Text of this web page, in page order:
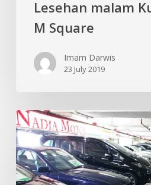
Lesehan malam
M Square
Imam Darwis
23 July 2019
Sentra
Otomotif
di
Blok
M